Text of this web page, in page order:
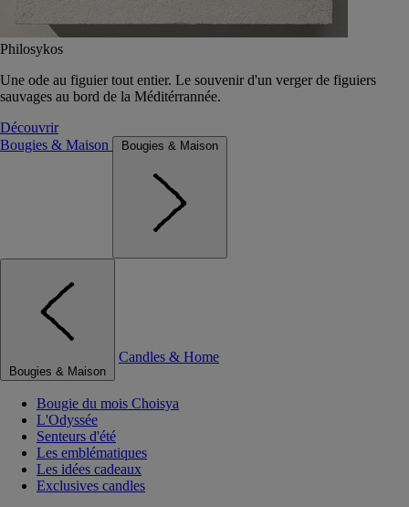
Philosykos
Une ode au figuier tout entier. Le souvenir d'un verger de figuiers
sauvages au bord de la Méditérrannée.
Découvrir
Bougies & Maison
Bougies & Maison
Bougies & Maison
Candles & Home
Bougie du mois Choisya
L'Odyssée
Senteurs d'été
Les emblématiques
Les idées cadeaux
Exclusives candles